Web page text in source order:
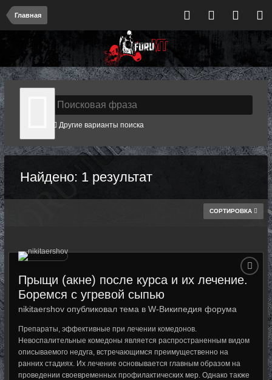
Главная
Другие варианты поиска
Найдено: 1 результат
СОРТИРОВКА
Прыщи (акне) после курса и их лечение.
Боремся с угревой сыпью
nikitaershov опубликовал тема в W-Википедия форума
Препараты, эффективные при лечении комедонов.
Невоспалительные комедоны является распространенным видом
описываемого недуга, встречающимся преимущественно на
ранних стадиях. Их лечение основывается главным образом на
проведении своевременных профилактических мер. Однако также